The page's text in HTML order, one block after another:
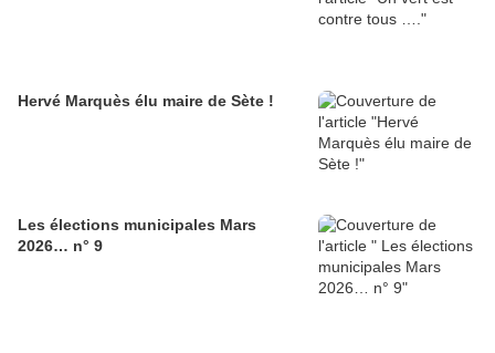
Hervé Marquès élu maire de Sète !
Les élections municipales Mars
2026… n° 9